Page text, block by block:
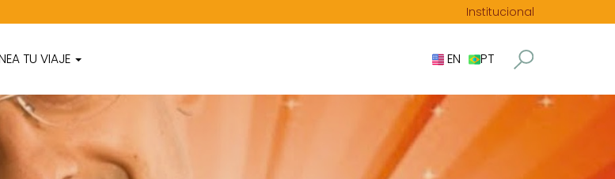
Institucional
TU VIAJE EN PT